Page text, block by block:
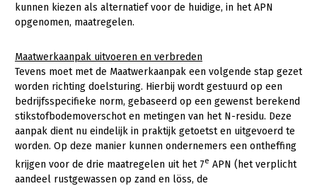
kunnen kiezen als alternatief voor de huidige, in het APN
opgenomen, maatregelen.
Maatwerkaanpak uitvoeren en verbreden
Tevens moet met de Maatwerkaanpak een volgende stap gezet
worden richting doelsturing. Hierbij wordt gestuurd op een
bedrijfsspecifieke norm, gebaseerd op een gewenst berekend
stikstofbodemoverschot en metingen van het N-residu. Deze
aanpak dient nu eindelijk in praktijk getoetst en uitgevoerd te
worden. Op deze manier kunnen ondernemers een ontheffing
krijgen voor de drie maatregelen uit het 7e APN (het verplicht
aandeel rustgewassen op zand en löss, de